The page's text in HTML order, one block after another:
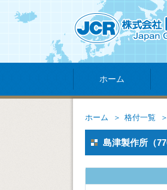
ホーム
ホーム 格付一覧
島津製作所（